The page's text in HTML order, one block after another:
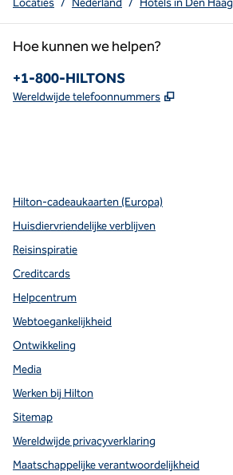
Locaties / Nederland / Hotels in Den Haag
Hoe kunnen we helpen?
Telefoon:
+1-800-HILTONS
Wereldwijde telefoonnummers ,
Hilton-cadeaukaarten (Europa)
Huisdiervriendelijke verblijven
Reisinspiratie
Creditcards
Helpcentrum
Webtoegankelijkheid
Ontwikkeling
Media
Werken bij Hilton
Sitemap
Wereldwijde privacyverklaring
Maatschappelijke verantwoordelijkheid